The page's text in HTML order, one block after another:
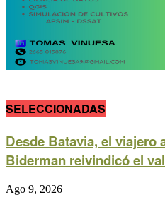
SELECCIONADAS
Desde Batavia, el viajero
Biderman reivindicó el
Ago 9, 2026